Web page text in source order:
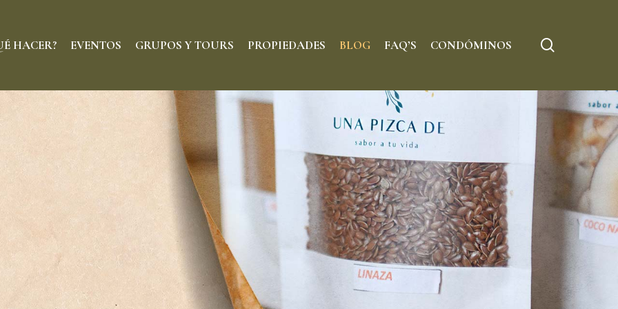
HACER?
DELICATESSEN
CAFÉ & DULCE
ENTRETENIMIENTO
HOTELES
BOUTIQUES
BELLEZA
DECORACIÓN
ARTE
EVENTOS GRUPOS Y TOURS PROPIEDADES BLOG FAQ’S CONDÓMINOS